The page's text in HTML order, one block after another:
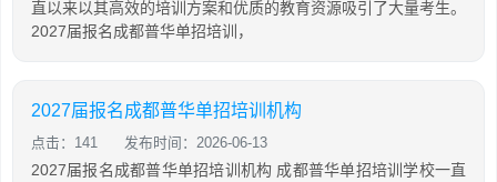
直以来以其高效的培训方案和优质的教育资源吸引了大量考生。
2027届报名成都普华单招培训，
2027届报名成都普华单招培训机构
点击：141 发布时间：2026-06-13
2027届报名成都普华单招培训机构 成都普华单招培训学校一直